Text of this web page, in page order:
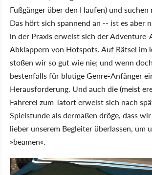
Fußgänger über den Haufen) und suchen
Das hört sich spannend an -- ist es aber
in der Praxis erweist sich der Adventure-
Abklappern von Hotspots. Auf Rätsel im
stoßen wir so gut wie nie; und wenn
bestenfalls für blutige Genre-Anfänger
Herausforderung. Und auch die (meist
Fahrerei zum Tatort erweist sich nach
Spielstunde als dermaßen dröge, dass
lieber unserem Begleiter überlassen, um
»beamen«.